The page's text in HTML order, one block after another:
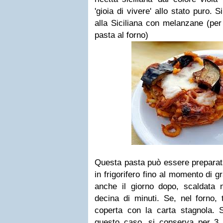
'gioia di vivere' allo stato puro.
alla Siciliana con melanzane
pasta al forno)
Questa pasta può essere
in frigorifero fino al momento di
anche il giorno dopo, scaldata
decina di minuti. Se, nel forno,
coperta con la carta stagnola.